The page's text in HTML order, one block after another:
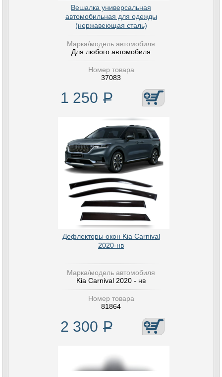
Вешалка универсальная
автомобильная для одежды
(нержавеющая сталь)
Марка/модель автомобиля
Для любого автомобиля
Номер товара
37083
1 250 Р
Дефлекторы окон Kia Carnival
2020-нв
Марка/модель автомобиля
Kia Carnival 2020 - нв
Номер товара
81864
2 300 Р